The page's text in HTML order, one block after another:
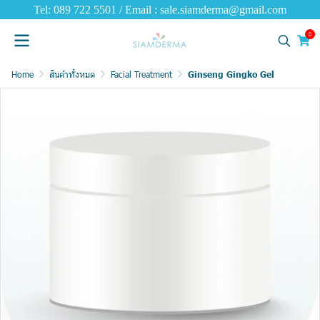
Tel: 089 722 5501 / Email : sale.siamderma@gmail.com
0
Home สินค้าทั้งหมด Facial Treatment Ginseng Gingko Gel